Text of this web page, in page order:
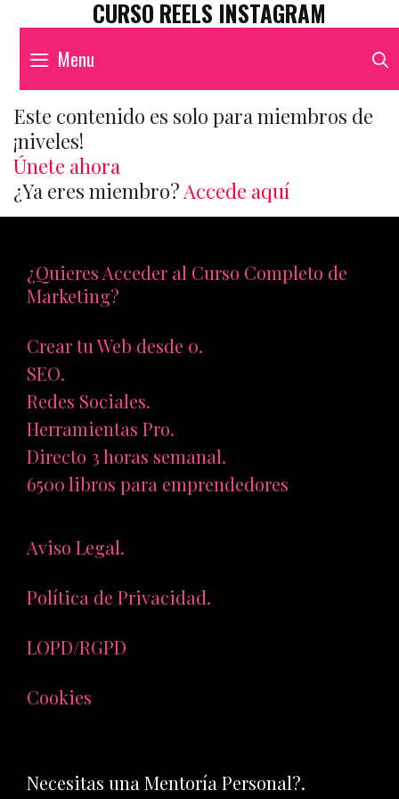
CURSO REELS INSTAGRAM
Menu
Este contenido es solo para miembros de
¡niveles!
Únete ahora
¿Ya eres miembro?Accede aquí
¿Quieres Acceder al Curso Completo de
Marketing?
Crear tu Web desde 0.
SEO.
Redes Sociales.
Herramientas Pro.
Directo 3 horas semanal.
6500 libros para emprendedores
Aviso Legal.
Política de Privacidad.
LOPD/RGPD
Cookies
Necesitas una Mentoría Personal?.